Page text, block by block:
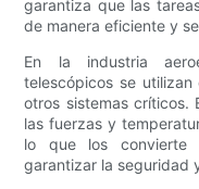
garantiza que las
de manera eficiente y
En la industria
telescópicos se
otros sistemas críticos.
las fuerzas y
lo que los convierte
garantizar la seguridad